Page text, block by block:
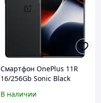
Смартфон OnePlus 11R
16/256Gb Sonic Black
В наличии